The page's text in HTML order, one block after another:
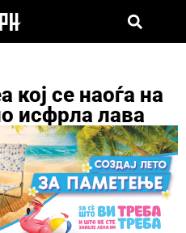
кој се наоѓа на
исфрла лава